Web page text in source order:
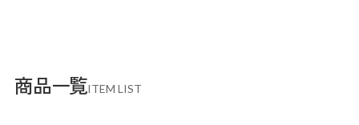
商品一覧ITEM LIST